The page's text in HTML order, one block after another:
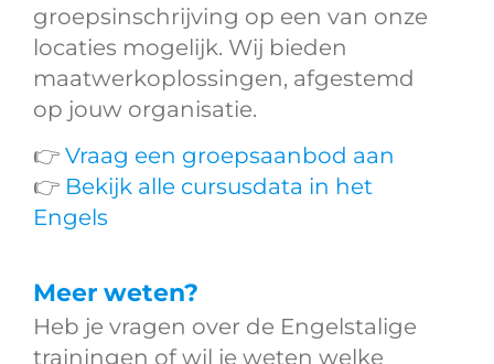
groepsinschrijving op een van onze
locaties mogelijk. Wij bieden
maatwerkoplossingen, afgestemd
op jouw organisatie.
👉 Vraag een groepsaanbod aan
👉 Bekijk alle cursusdata in het
Engels
Meer weten?
Heb je vragen over de Engelstalige
trainingen of wil je weten welke